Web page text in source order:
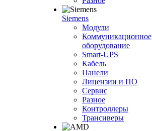
Siemens
Модули
Коммуникационное
оборудование
Smart-UPS
Кабель
Панели
Лицензии и ПО
Сервис
Разное
Контроллеры
Трансиверы